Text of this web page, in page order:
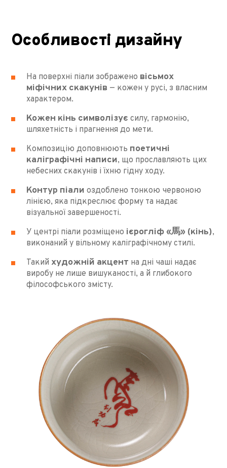
Особливості дизайну
На поверхні піали зображено вісьмох
міфічних скакунів — кожен у русі, з власним
характером.
Кожен кінь символізує силу, гармонію,
шляхетність і прагнення до мети.
Композицію доповнюють поетичні
каліграфічні написи, що прославляють цих
небесних скакунів і їхню гідну ходу.
Контур піали оздоблено тонкою червоною
лінією, яка підкреслює форму та надає
візуальної завершеності.
У центрі піали розміщено ієрогліф «馬» (кінь),
виконаний у вільному каліграфічному стилі.
Такий художній акцент на дні чаші надає
виробу не лише вишуканості, а й глибокого
філософського змісту.